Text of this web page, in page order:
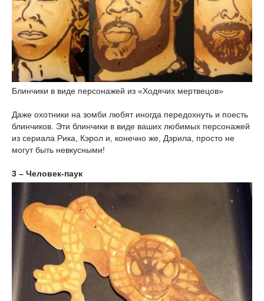
Блинчики в виде персонажей из «Ходячих мертвецов»
Даже охотники на зомби любят иногда передохнуть и поесть
блинчиков. Эти блинчики в виде ваших любимых персонажей
из сериала Рика, Кэрол и, конечно же, Дэрила, просто не
могут быть невкусными!
3 – Человек-паук